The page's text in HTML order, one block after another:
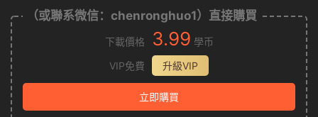
（或聯系微信：chenronghuo1）直接購買
下載價格 3.99 學币
VIP免費
升級VIP
立即購買